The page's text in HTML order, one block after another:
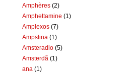
Amphères (2)
Amphettamine (1)
Amplexos (7)
Ampslina (1)
Amsteradio (5)
Amsterdã (1)
ana (1)